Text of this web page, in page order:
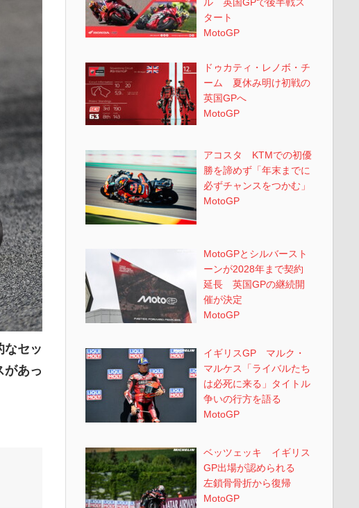
なセッ
があっ
タート
MotoGP
ドゥカティ・レノボ・チ
ーム 夏休み明け初戦の
英国GPへ
MotoGP
アコスタ KTMでの初優
勝を諦めず「年末までに
必ずチャンスをつかむ」
MotoGP
MotoGPとシルバースト
ーンが2028年まで契約
延長 英国GPの継続開
催が決定
MotoGP
イギリスGP マルク・
マルケス「ライバルたち
は必死に来る」タイトル
争いの行方を語る
MotoGP
ベッツェッキ イギリス
GP出場が認められる
左鎖骨骨折から復帰
MotoGP